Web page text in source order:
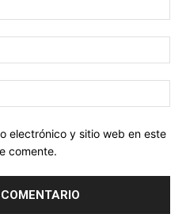
electrónico y sitio web en este
comente.